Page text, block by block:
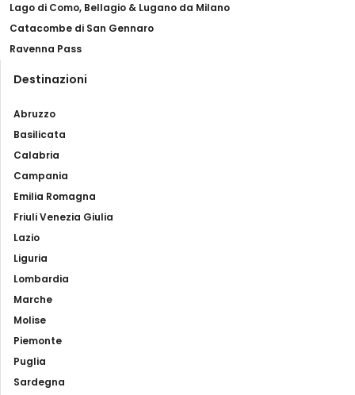
Lago di Como, Bellagio & Lugano da Milano
Catacombe di San Gennaro
Ravenna Pass
Destinazioni
Abruzzo
Basilicata
Calabria
Campania
Emilia Romagna
Friuli Venezia Giulia
Lazio
Liguria
Lombardia
Marche
Molise
Piemonte
Puglia
Sardegna